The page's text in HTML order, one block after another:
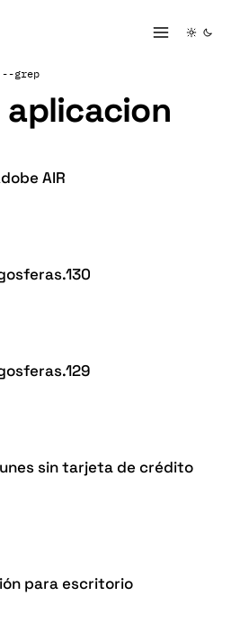
grep
aplicacion
AIR
sin tarjeta de crédito
para escritorio